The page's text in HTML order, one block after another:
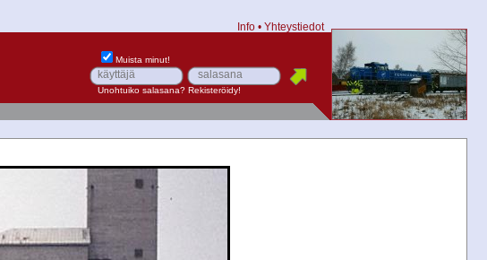
Info • Yhteystiedot
Muista minut!
Unohtuiko salasana? Rekisteröidy!